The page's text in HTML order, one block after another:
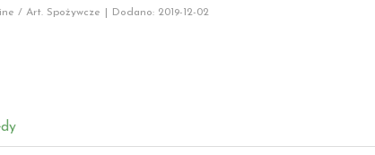
/ Art. Spożywcze Dodano: 2019-12-02